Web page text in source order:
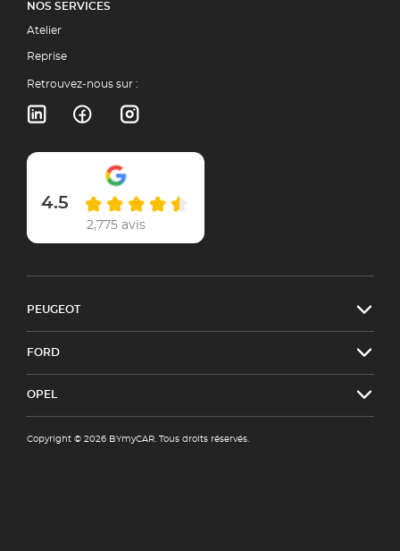
NOS SERVICES
Atelier
Reprise
Retrouvez-nous sur :
4.5
2,775 avis
PEUGEOT
FORD
OPEL
Copyright © 2026 BYmyCAR. Tous droits réservés.